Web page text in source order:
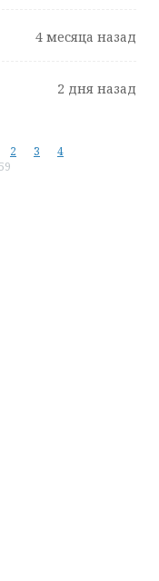
4 месяца назад
2 дня назад
2 3
4